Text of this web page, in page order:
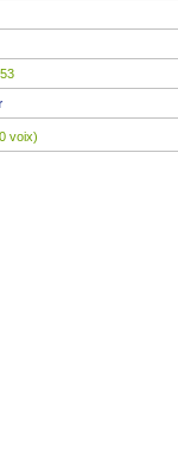
53
voix)